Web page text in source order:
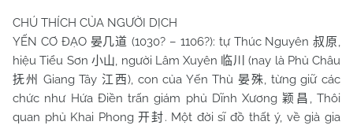
CHÚ THÍCH CỦA NGƯỜI DỊCH
YẾN CƠ ĐẠO 晏几道 (1030? – 1106?): tự Thúc Nguyên叔原 ,
hiệu Tiểu Sơn 小山, người Lâm Xuyên 临川 (nay là Phủ Châu
抚州 Giang Tây 江西), con của Yến Thù 晏殊, từng giữ các
chức như Hứa Điền trấn giám phủ Dĩnh Xương颖昌 , Thôi
quan phủ Khai Phong开封. Một đời sĩ đồ thất ý, về già gia